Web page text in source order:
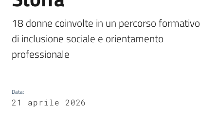
on-
line
argomenti
18 donne coinvolte in un percorso formativo
di inclusione sociale e orientamento
professionale
Data:
21 aprile 2026